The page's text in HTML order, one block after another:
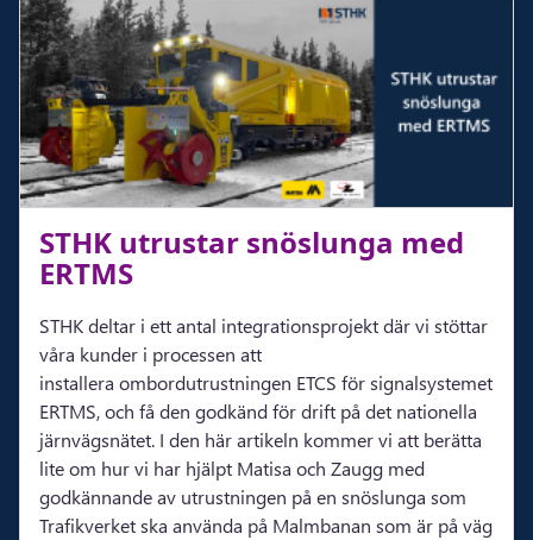
STHK ut­rus­tar snö­slunga med
ERTMS
STHK deltar i ett antal integrationsprojekt där vi stöttar
våra kunder i processen att
installera ombordutrustningen ETCS för signalsystemet
ERTMS, och få den godkänd för drift på det nationella
järnvägsnätet. I den här artikeln kommer vi att berätta
lite om hur vi har hjälpt Matisa och Zaugg med
godkännande av utrustningen på en snöslunga som
Trafikverket ska använda på Malmbanan som är på väg